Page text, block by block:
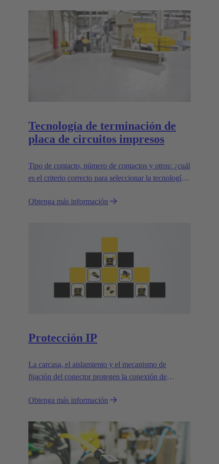
Tecnología de terminación de
placa de circuitos impresos
Tipo de contacto, número de contactos y otros: ¿cuál
es el criterio correcto para seleccionar la tecnología
Obtenga más información
Protección IP
La carcasa, el aislamiento y el mecanismo de
fijación del conector protegen la conexión de
Obtenga más información